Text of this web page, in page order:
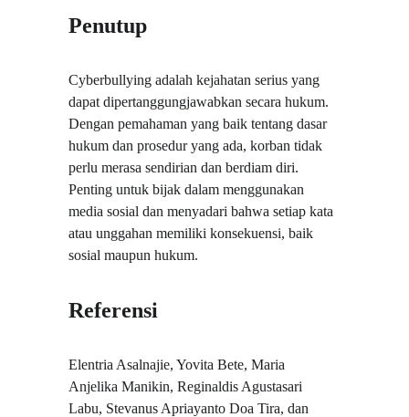
Penutup
Cyberbullying adalah kejahatan serius yang
dapat dipertanggungjawabkan secara hukum.
Dengan pemahaman yang baik tentang dasar
hukum dan prosedur yang ada, korban tidak
perlu merasa sendirian dan berdiam diri.
Penting untuk bijak dalam menggunakan
media sosial dan menyadari bahwa setiap kata
atau unggahan memiliki konsekuensi, baik
sosial maupun hukum.
Referensi
Elentria Asalnajie, Yovita Bete, Maria
Anjelika Manikin, Reginaldis Agustasari
Labu, Stevanus Apriayanto Doa Tira, dan